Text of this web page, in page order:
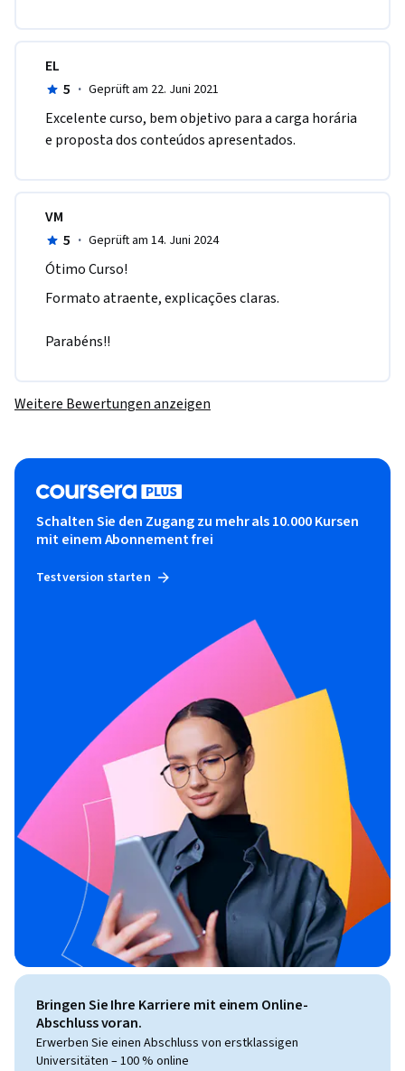
EL
5 · Geprüft am 22. Juni 2021
E​xcelente curso, bem objetivo para a carga horária
e proposta dos conteúdos apresentados.
VM
5 · Geprüft am 14. Juni 2024
Ótimo Curso!
Formato atraente, explicações claras.
Parabéns!!
Weitere Bewertungen anzeigen
Schalten Sie den Zugang zu mehr als 10.000 Kursen
mit einem Abonnement frei
Testversion starten
Bringen Sie Ihre Karriere mit einem Online-
Abschluss voran.
Erwerben Sie einen Abschluss von erstklassigen
Universitäten – 100 % online